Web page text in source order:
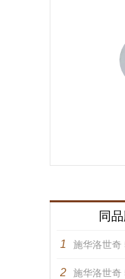
同
1 施华洛世奇
2 施华洛世奇